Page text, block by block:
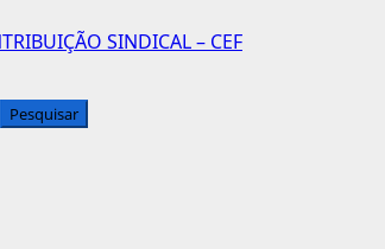
SINDICAL – CEF